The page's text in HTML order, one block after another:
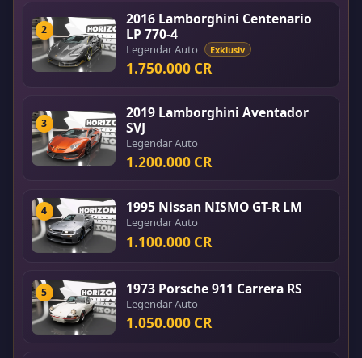
2
2016 Lamborghini Centenario
LP 770-4
Legendar Auto Exklusiv
1.750.000 CR
3
2019 Lamborghini Aventador
SVJ
Legendar Auto
1.200.000 CR
4 1995 Nissan NISMO GT-R LM
Legendar Auto
1.100.000 CR
5 1973 Porsche 911 Carrera RS
Legendar Auto
1.050.000 CR